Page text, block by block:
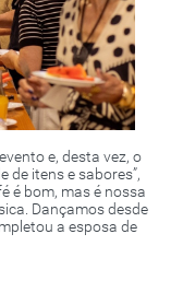
e, desta vez, o
de itens e sabores”,
é bom, mas é nossa
Dançamos desde
a esposa de